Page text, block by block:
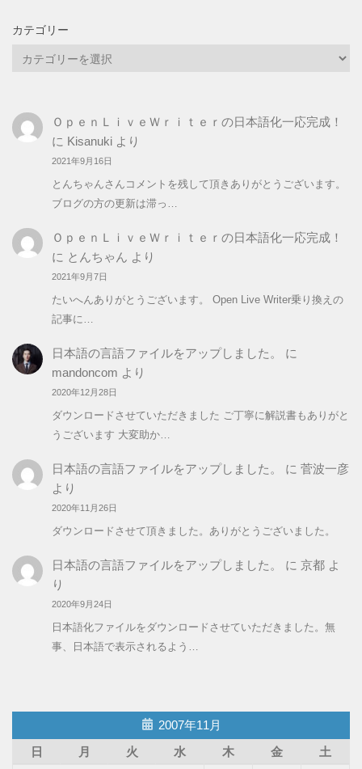
カテゴリー
リ
ー
ＯｐｅｎＬｉｖｅＷｒｉｔｅｒの日本語化一応完成！
に Kisanukiより
2021年9月16日
とんちゃんさんコメントを残して頂きありがとうございます。
ブログの方の更新は滞っ…
ＯｐｅｎＬｉｖｅＷｒｉｔｅｒの日本語化一応完成！
に とんちゃん より
2021年9月7日
たいへんありがとうございます。 Open Live Writer乗り換えの
記事に…
日本語の言語ファイルをアップしました。
に
mandoncom より
2020年12月28日
ダウンロードさせていただきました ご丁寧に解説書もありがと
うございます 大変助か…
日本語の言語ファイルをアップしました。 に 菅波一彦
より
2020年11月26日
ダウンロードさせて頂きました。ありがとうございました。
日本語の言語ファイルをアップしました。 に 京都よ
り
2020年9月24日
日本語化ファイルをダウンロードさせていただきました。無
事、日本語で表示されるよう…
2007年11月
日
月 火 水 木 金
土